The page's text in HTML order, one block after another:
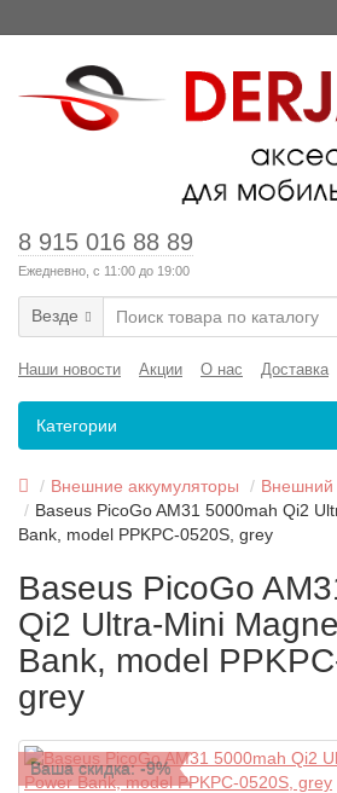
8 915 016 88 89
Ежедневно, с 11:00 до 19:00
Везде
Наши новости Акции О нас Доставка
Категории
Внешние аккумуляторы
Внешний
Baseus PicoGo AM31 5000mah Qi2
Bank, model PPKPC-0520S, grey
Baseus PicoGo
Qi2 Ultra-Mini
Bank, model
grey
Ваша скидка: -9%